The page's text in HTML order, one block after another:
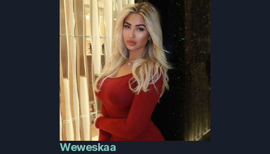
Weweskaa